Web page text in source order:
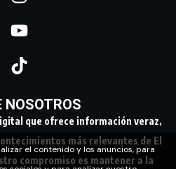
NOSOTROS
que ofrece información veraz,
más relevantes de El
compromiso es mantener a la
el contenido y los anuncios, para